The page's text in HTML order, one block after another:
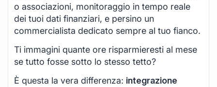
o associazioni, monitoraggio in tempo reale
dei tuoi dati finanziari, e persino un
commercialista dedicato sempre al tuo fianco.
Ti immagini quante ore risparmieresti al mese
se tutto fosse sotto lo stesso tetto?
È questa la vera differenza: integrazione